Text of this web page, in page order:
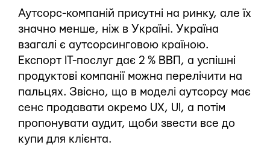
Аутсорс-компаній присутні на ринку, але їх
значно менше, ніж в Україні. Україна
взагалі є аутсорсинговою країною.
Експорт IT-послуг дає 2 % ВВП, а успішні
продуктові компанії можна перелічити на
пальцях. Звісно, що в моделі аутсорсу має
сенс продавати окремо UX, UI, а потім
пропонувати аудит, щоби звести все до
купи для клієнта.